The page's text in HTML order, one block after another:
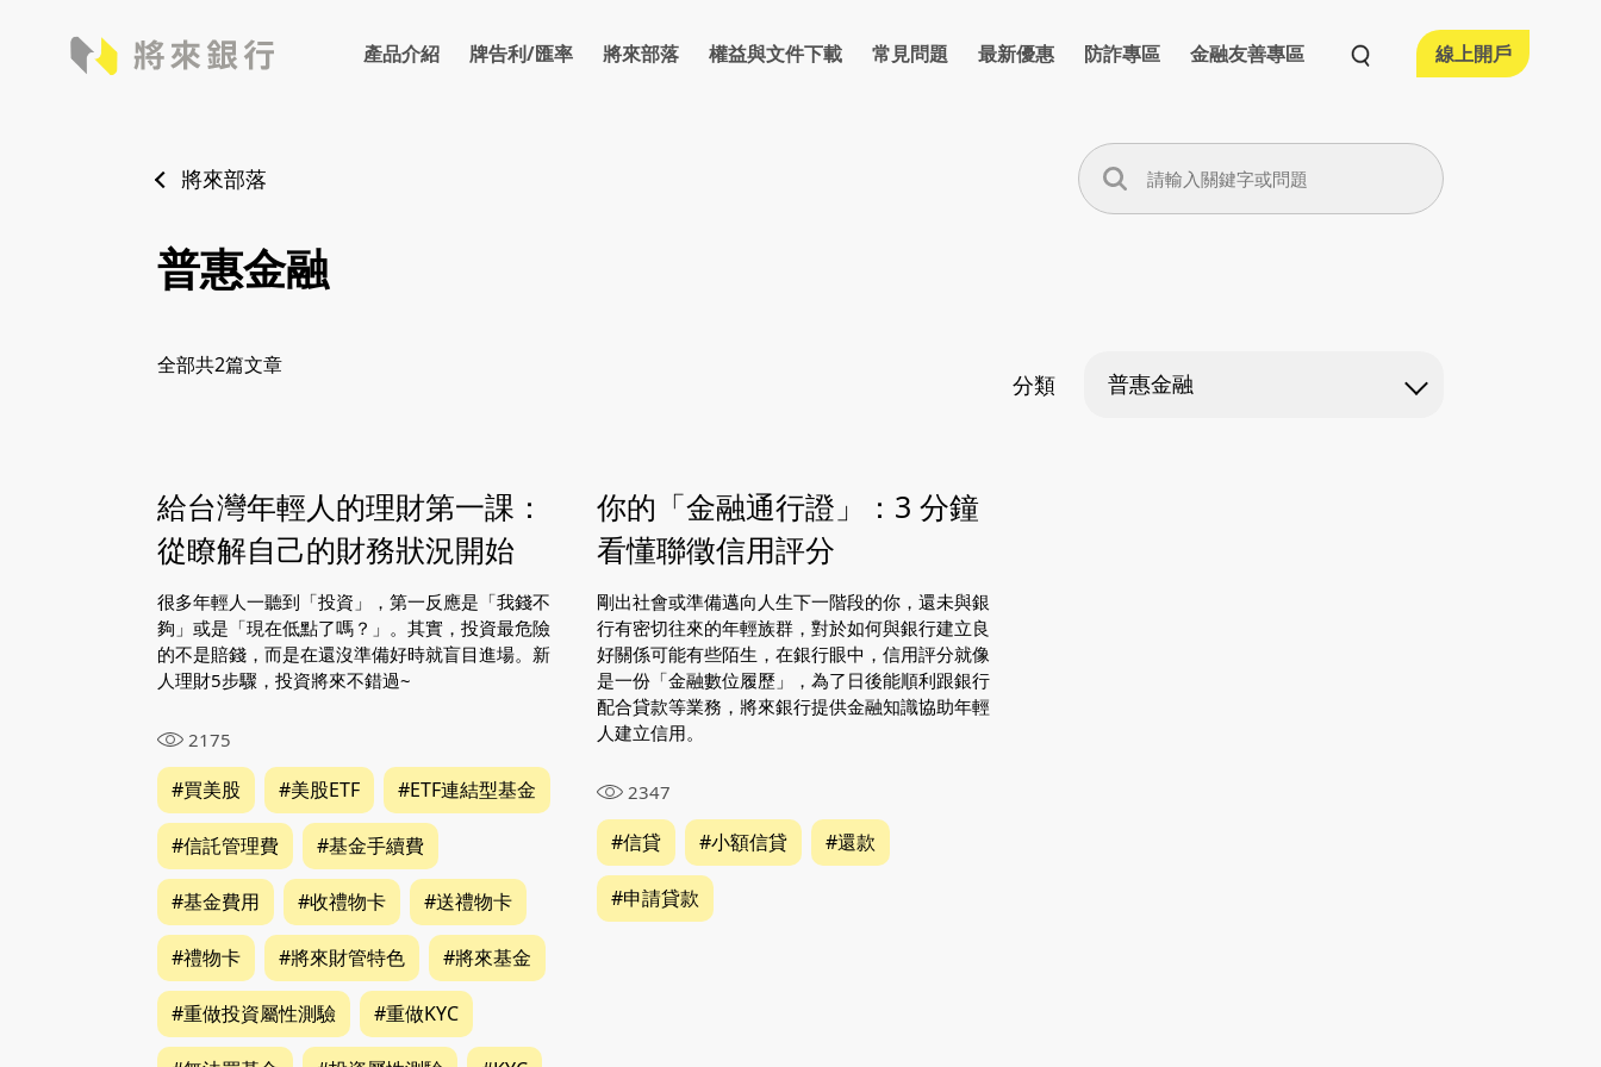
產品介紹 牌告利/匯率 將來部落 權益與文件下載 常見問題 最新優惠 防詐專區 金融友善專區 線上開戶
將來部落
普惠金融
全部共2篇文章
分類
給台灣年輕人的理財第一課：
從瞭解自己的財務狀況開始
很多年輕人一聽到「投資」，第一反應是「我錢不
夠」或是「現在低點了嗎？」。其實，投資最危險
的不是賠錢，而是在還沒準備好時就盲目進場。新
人理財5步驟，投資將來不錯過~
2175
#買美股 #美股ETF #ETF連結型基金
#信託管理費 #基金手續費
#基金費用 #收禮物卡 #送禮物卡
#禮物卡 #將來財管特色 #將來基金
#重做投資屬性測驗 #重做KYC
你的「金融通行證」：3 分鐘
看懂聯徵信用評分
剛出社會或準備邁向人生下一階段的你，還未與銀
行有密切往來的年輕族群，對於如何與銀行建立良
好關係可能有些陌生，在銀行眼中，信用評分就像
是一份「金融數位履歷」，為了日後能順利跟銀行
配合貸款等業務，將來銀行提供金融知識協助年輕
人建立信用。
2347
#信貸 #小額信貸 #還款
#申請貸款